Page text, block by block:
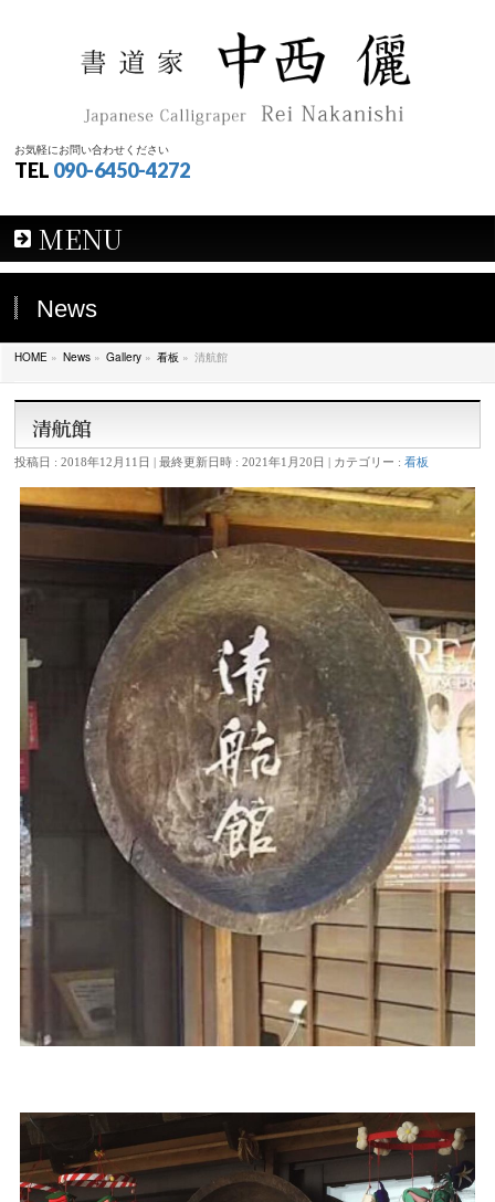
お気軽にお問い合わせください
TEL 090-6450-4272
MENU
News
HOME » News » Gallery » 看板 » 清航館
清航館
投稿日 : 2018年12月11日 最終更新日時 : 2021年1月20日 カテゴリー :看板